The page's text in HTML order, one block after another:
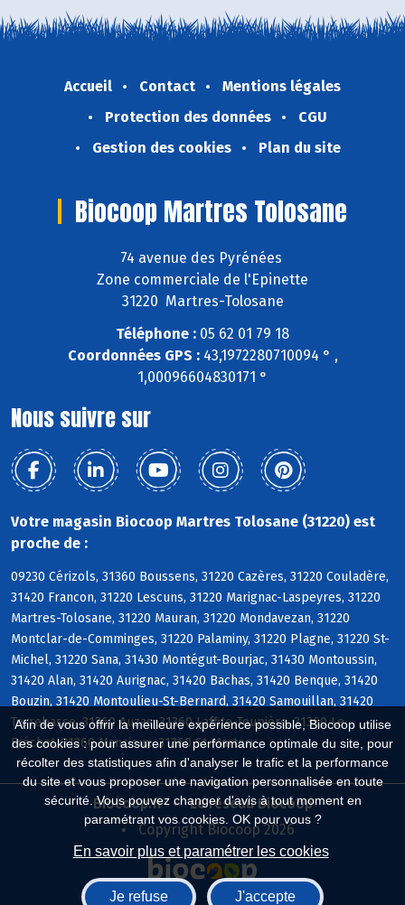
Afin de vous offrir la meilleure expérience possible, Biocoop utilise
des cookies : pour assurer une performance optimale du site, pour
récolter des statistiques afin d'analyser le trafic et la performance
du site et vous proposer une navigation personnalisée en toute
sécurité. Vous pouvez changer d'avis à tout moment en
paramétrant vos cookies. OK pour vous ?
En savoir plus et paramétrer les cookies
Je refuse J'accepte
Accueil Contact
Mentions légales
Protection des données
CGU
Gestion des cookies
Plan du site
Biocoop Martres Tolosane
74 avenue des Pyrénées
Zone commerciale de l'Epinette
31220 Martres-Tolosane
Téléphone : 05 62 01 79 18
Coordonnées GPS :43,1972280710094 ° ,
1,00096604830171 °
Nous suivre sur
Votre magasin Biocoop Martres Tolosane (31220) est
proche de :
09230 Cérizols, 31360 Boussens, 31220 Cazères, 31220 Couladère,
31420 Francon, 31220 Lescuns, 31220 Marignac-Laspeyres, 31220
Martres-Tolosane, 31220 Mauran, 31220 Mondavezan, 31220
Montclar-de-Comminges, 31220 Palaminy, 31220 Plagne, 31220 St-
Michel, 31220 Sana, 31430 Montégut-Bourjac, 31430 Montoussin,
31420 Alan, 31420 Aurignac, 31420 Bachas, 31420 Benque, 31420
Bouzin, 31420 Montoulieu-St-Bernard, 31420 Samouillan, 31420
Terrebasse, 31360 Auzas, 31360 Laffite-Toupière, 31360 Le
Fréchet, 31360 Mancioux, 31360 St-Martory
Biocoop.fr
Le réseau Biocoop
Copyright Biocoop 2026